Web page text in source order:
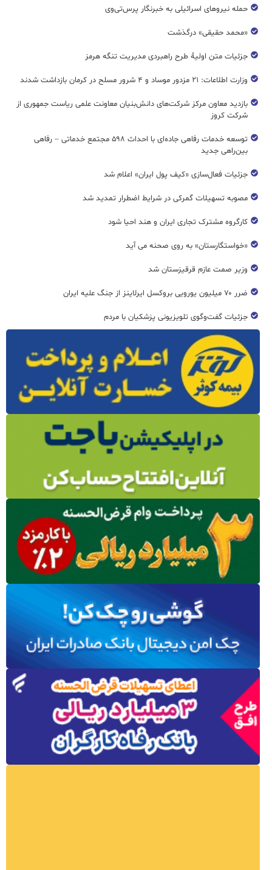
حمله نیروهای اسرائیلی به خبرنگار پرس‌تی‌وی
«محمد حقیقی» درگذشت
جزئیات متن اولیۀ طرح راهبردی مدیریت تنگه هرمز
وزارت اطلاعات: ۲۱ مزدور موساد و ۴ شرور مسلح در کرمان بازداشت شدند
بازدید معاون مرکز شرکت‌های دانش‌بنیان معاونت علمی ریاست جمهوری از
شرکت کروز
توسعه خدمات رفاهی جاده‌ای با احداث ۵۹۸ مجتمع خدماتی – رفاهی
بین‌راهی جدید
جزئیات فعال‌سازی «کیف پول ایران» اعلام شد
مصوبه تسهیلات گمرکی در شرایط اضطرار تمدید شد
کارگروه مشترک تجاری ایران و هند احیا شود
«خواستگارستان» به روی صحنه می آید
وزیر صمت عازم قرقیزستان شد
ضرر ۷۰ میلیون یورویی بروکسل ایرلاینز از جنگ علیه ایران
جزئیات گفت‌وگوی تلویزیونی پزشکیان با مردم